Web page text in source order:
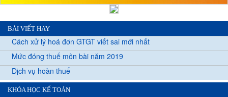
BÀI VIẾT HAY
Cách xử lý hoá đơn GTGT viết sai mới nhất
Mức đóng thuế môn bài năm 2019
Dịch vụ hoàn thuế
KHÓA HỌC KẾ TOÁN